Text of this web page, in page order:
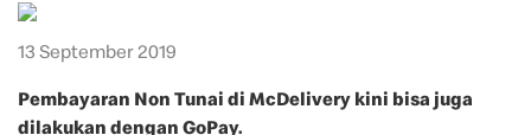
13 September 2019
Pembayaran Non Tunai di McDelivery kini bisa juga
dilakukan dengan GoPay.